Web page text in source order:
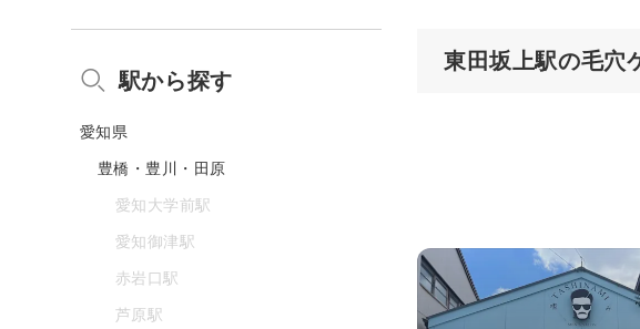
東田坂上駅の毛穴
駅から探す
愛知県
豊橋・豊川・田原
愛知大学前駅
愛知御津駅
赤岩口駅
芦原駅